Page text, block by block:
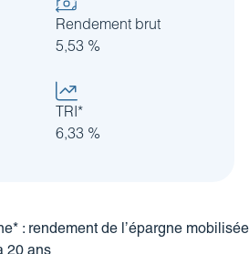
Rendement brut
5,53 %
TRI*
6,33 %
: rendement de l’épargne mobilisée